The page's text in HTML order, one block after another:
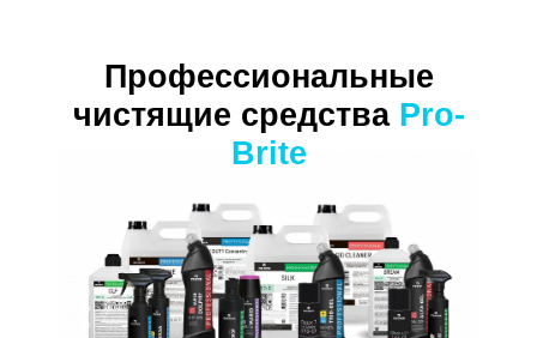
Профессиональные
чистящие средства Pro-
Brite